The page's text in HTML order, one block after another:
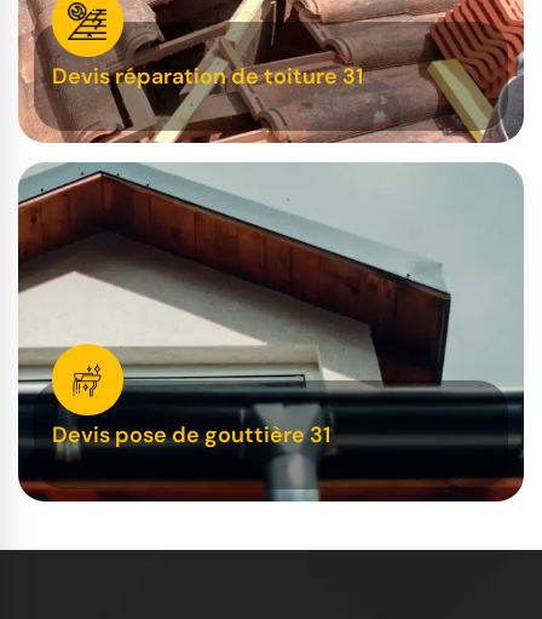
Devis réparation de toiture 31
Devis pose de gouttière 31